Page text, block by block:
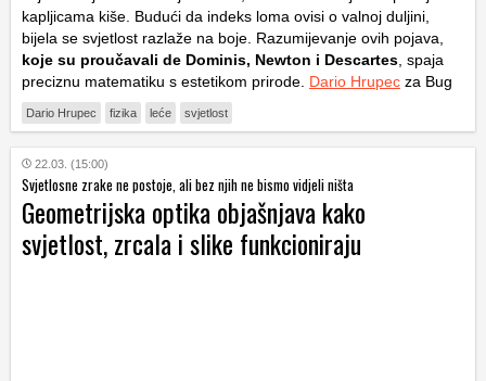
kapljicama kiše. Budući da indeks loma ovisi o valnoj duljini,
bijela se svjetlost razlaže na boje. Razumijevanje ovih pojava,
koje su proučavali de Dominis, Newton i Descartes, spaja
preciznu matematiku s estetikom prirode. Dario Hrupec za Bug
Dario Hrupec fizika leće svjetlost
22.03. (15:00)
Svjetlosne zrake ne postoje, ali bez njih ne bismo vidjeli ništa
Geometrijska optika objašnjava kako
svjetlost, zrcala i slike funkcioniraju